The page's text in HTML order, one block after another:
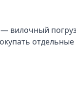
вилочный